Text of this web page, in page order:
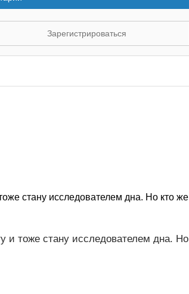
Зарегистрироваться
стану исследователем дна. Но кто же
и тоже стану исследователем дна. Но